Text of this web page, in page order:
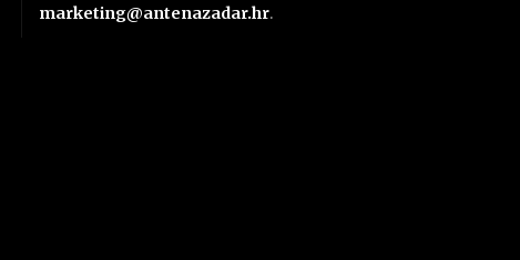
marketing@antenazadar.hr.